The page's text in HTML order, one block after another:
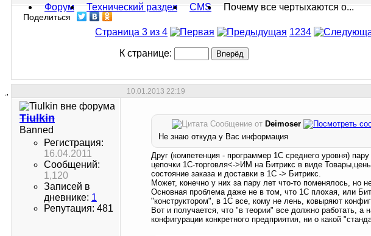
Форум Технический раздел CMS Почему все чертыхаются о...
Поделиться
Страница 3 из 4 1234
К странице:
10.01.2013 22:19
Tiulkin
Banned
Регистрация:
16.04.2011
Сообщений:
1,120
Записей в
дневнике: 1
Репутация: 481
Сообщение от Deimoser
Не знаю откуда у Вас информация
Друг (компетенция - программер 1С среднего уровня)
цепочки 1С-торговля<->ИМ на Битрикс в виде
состояние заказа и доставки в 1С -> Битрикс.
Может, конечно у них за пару лет что-то поменялось, но
Основная проблема даже не в том, что 1С плохая, или
"конструктором", в 1С все, кому не лень, ковыряют
Вот и получается, что "в теории" все должно работать, а
конфигурации конкретного предприятия, ни о какой